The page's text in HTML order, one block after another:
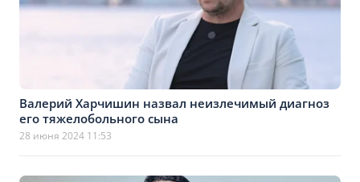
Валерий Харчишин назвал неизлечимый диагноз
его тяжелобольного сына
28 июня 2024 11:53